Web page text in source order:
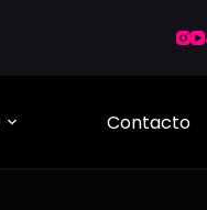
Contacto